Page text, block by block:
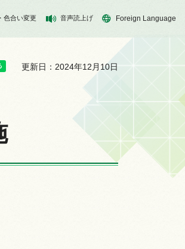
色合い変更 音声読上げ Foreign Language
更新日：2024年12月10日